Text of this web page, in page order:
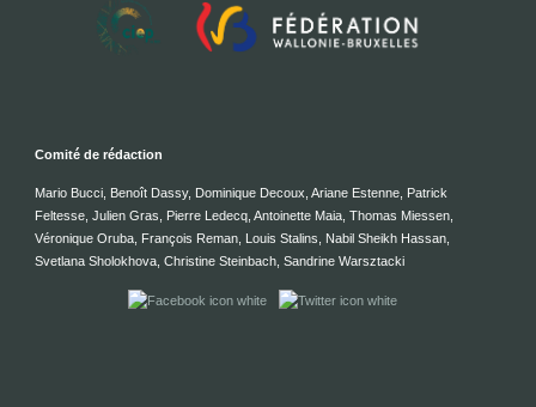
Comité de rédaction
Mario Bucci, Benoît Dassy, Dominique Decoux, Ariane Estenne, Patrick
Feltesse, Julien Gras, Pierre Ledecq, Antoinette Maia, Thomas Miessen,
Véronique Oruba, François Reman, Louis Stalins, Nabil Sheikh Hassan,
Svetlana Sholokhova, Christine Steinbach, Sandrine Warsztacki